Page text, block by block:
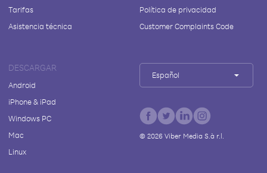
Tarifas
Asistencia técnica
Política de privacidad
Customer Complaints Code
DESCARGAR
Android
iPhone & iPad
Windows PC
Mac
Linux
Español
© 2026Viber Media S.à r.l.